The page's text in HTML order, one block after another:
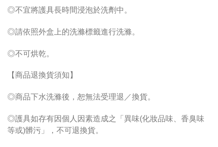
◎不宜將護具長時間浸泡於洗劑中。
◎請依照外盒上的洗滌標籤進行洗滌。
◎不可烘乾。
【商品退換貨須知】
◎商品下水洗滌後，恕無法受理退／換貨。
◎護具如存有因個人因素造成之「異味(化妝品味、香臭味
等或)髒污」，不可退換貨。